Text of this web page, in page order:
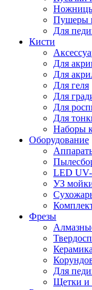
Пушеры
Для
Кисти
Для
Для
Для геля
Для
Для
Для
Наборы
Оборудование
LED
УЗ
Фрезы
Керамика
Для
Щетки и